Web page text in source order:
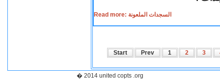
Read more: السجدات الملعونة
Start Prev 1 2 3
� 2014 united copts .org